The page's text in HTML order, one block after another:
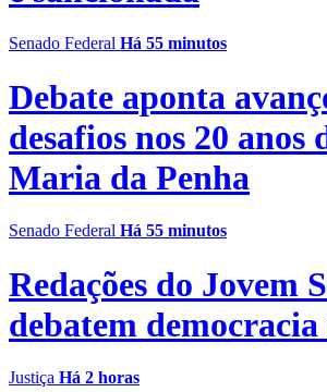
Senado Federal Há 55 minutos
Debate aponta
desafios nos 20 anos
Maria da Penha
Senado Federal Há 55 minutos
Redações do Jovem
debatem democracia
Justiça Há 2 horas